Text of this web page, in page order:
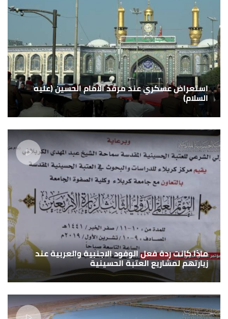
استعراض عسكري عند مرقد الامام الحسين (عليه
السلام)
ماذا كانت ردة فعل الوفود الاجنبية والعربية عند
زيارتهم لمشاريع العتبة الحسينية